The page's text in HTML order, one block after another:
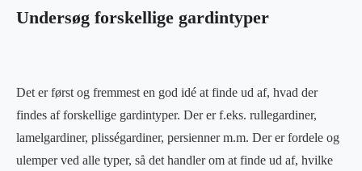
Undersøg forskellige gardintyper
Det er først og fremmest en god idé at finde ud af, hvad der
findes af forskellige gardintyper. Der er f.eks. rullegardiner,
lamelgardiner, plisségardiner, persienner m.m. Der er fordele og
ulemper ved alle typer, så det handler om at finde ud af, hvilke